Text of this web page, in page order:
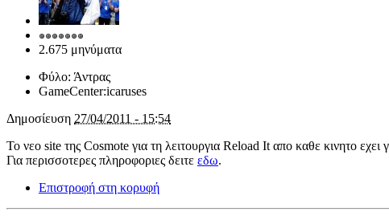
2.675 μηνύματα
Φύλο: Άντρας
GameCenter:icaruses
Δημοσίευση 27/04/2011 - 15:54
Το νεο site της Cosmote για τη λειτουργια Reload It απο καθε κινητο
Για περισσοτερες πληροφοριες δειτε εδω.
Επιστροφή στη κορυφή